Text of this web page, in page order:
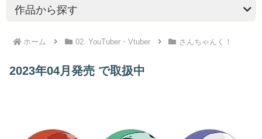
ホーム 02. YouTuber・Vtuber さんちゃんく！
2023年04月発売 で取扱中